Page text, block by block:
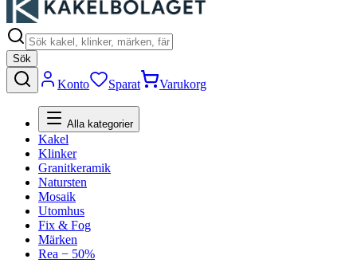
Sök
Konto Sparat Varukorg
Alla kategorier
Kakel
Klinker
Granitkeramik
Natursten
Mosaik
Utomhus
Fix & Fog
Märken
Rea − 50%